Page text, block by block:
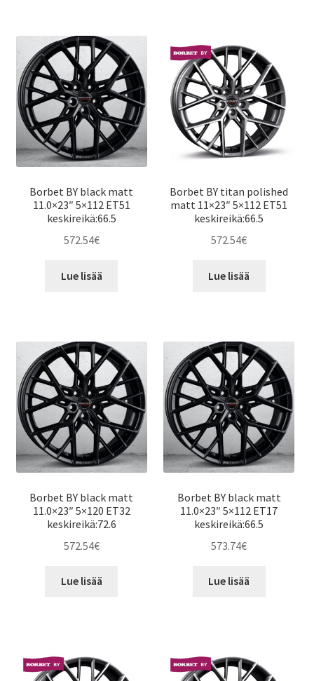
Borbet BY black matt
11.0×23″ 5×112 ET51
keskireikä:66.5
572.54€
Lue lisää
Borbet BY titan polished
matt 11×23″ 5×112 ET51
keskireikä:66.5
572.54€
Lue lisää
Borbet BY black matt
11.0×23″ 5×120 ET32
keskireikä:72.6
572.54€
Lue lisää
Borbet BY black matt
11.0×23″ 5×112 ET17
keskireikä:66.5
573.74€
Lue lisää